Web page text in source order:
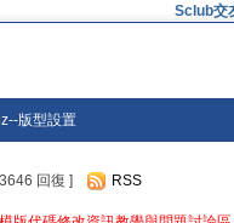
Sclub交
版型設置
回復 ] RSS